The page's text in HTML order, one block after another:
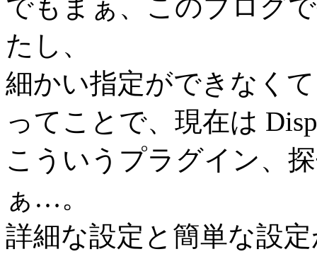
でもまぁ、このブログ
たし、
細かい指定ができなく
ってことで、現在は
こういうプラグイン、
ぁ…。
詳細な設定と簡単な設